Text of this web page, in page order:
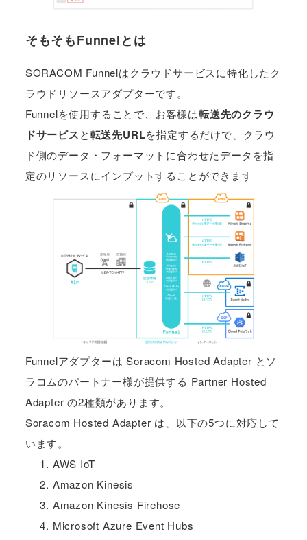
そもそもFunnelとは
SORACOM Funnelはクラウドサービスに特化したク
ラウドリソースアダプターです。
Funnelを使用することで、お客様は転送先のクラウ
ドサービスと転送先URLを指定するだけで、クラウ
ド側のデータ・フォーマットに合わせたデータを指
定のリソースにインプットすることができます
Funnelアダプターは Soracom Hosted Adapter とソ
ラコムのパートナー様が提供する Partner Hosted
Adapter の2種類があります。
Soracom Hosted Adapter は、以下の5つに対応して
います。
AWS IoT
Amazon Kinesis
Amazon Kinesis Firehose
Microsoft Azure Event Hubs